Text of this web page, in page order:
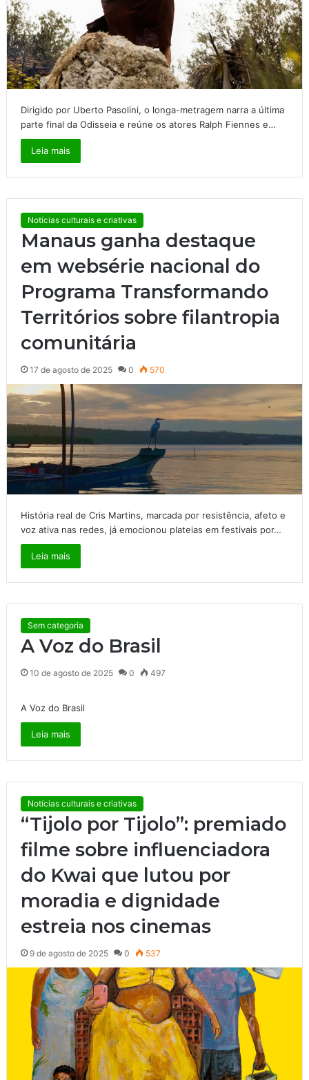
Dirigido por Uberto Pasolini, o longa-metragem narra a última
parte final da Odisseia e reúne os atores Ralph Fiennes e…
Leia mais
Notícias culturais e criativas
Manaus ganha destaque
em websérie nacional do
Programa Transformando
Territórios sobre filantropia
comunitária
17 de agosto de 2025 0 570
História real de Cris Martins, marcada por resistência, afeto e
voz ativa nas redes, já emocionou plateias em festivais por…
Leia mais
Sem categoria
A Voz do Brasil
10 de agosto de 2025 0 497
A Voz do Brasil
Leia mais
Notícias culturais e criativas
“Tijolo por Tijolo”: premiado
filme sobre influenciadora
do Kwai que lutou por
moradia e dignidade
estreia nos cinemas
9 de agosto de 2025 0 537